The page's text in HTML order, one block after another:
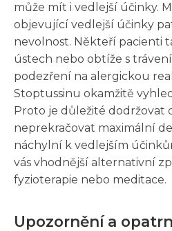
může mít i vedlejší účinky.
objevující vedlejší účinky
nevolnost. Někteří pacienti
ústech nebo obtíže s
podezření na alergickou
Stoptussinu okamžitě
Proto je důležité dodržovat
neprekračovat maximální
náchylní k vedlejším
vás vhodnější alternativní
fyzioterapie nebo meditace.
Upozornění a